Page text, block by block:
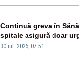
Continuă greva în
spitale asigură doar
30 iul. 2026, 07:51